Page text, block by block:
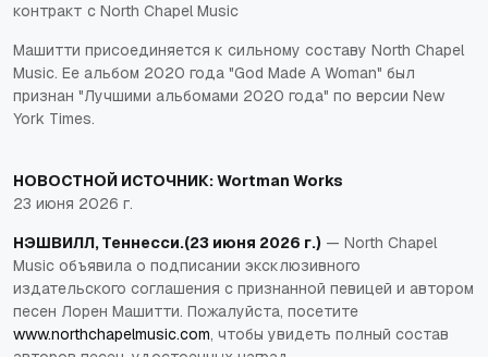
контракт с North Chapel Music
Машитти присоединяется к сильному составу North Chapel
Music. Ее альбом 2020 года "God Made A Woman" был
признан "Лучшими альбомами 2020 года" по версии New
York Times.
НОВОСТНОЙ ИСТОЧНИК:Wortman Works
23 июня 2026 г.
НЭШВИЛЛ, Теннесси.(23 июня 2026 г.) — North Chapel
Music объявила о подписании эксклюзивного
издательского соглашения с признанной певицей и автором
песен Лорен Машитти. Пожалуйста, посетите
www.northchapelmusic.com, чтобы увидеть полный состав